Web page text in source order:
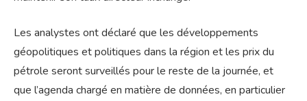
Les analystes ont déclaré que les développements
géopolitiques et politiques dans la région et les prix du
pétrole seront surveillés pour le reste de la journée, et
que l’agenda chargé en matière de données, en particulier